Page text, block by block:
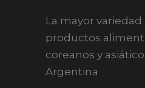
La mayor variedad
productos
coreanos y
Argentina